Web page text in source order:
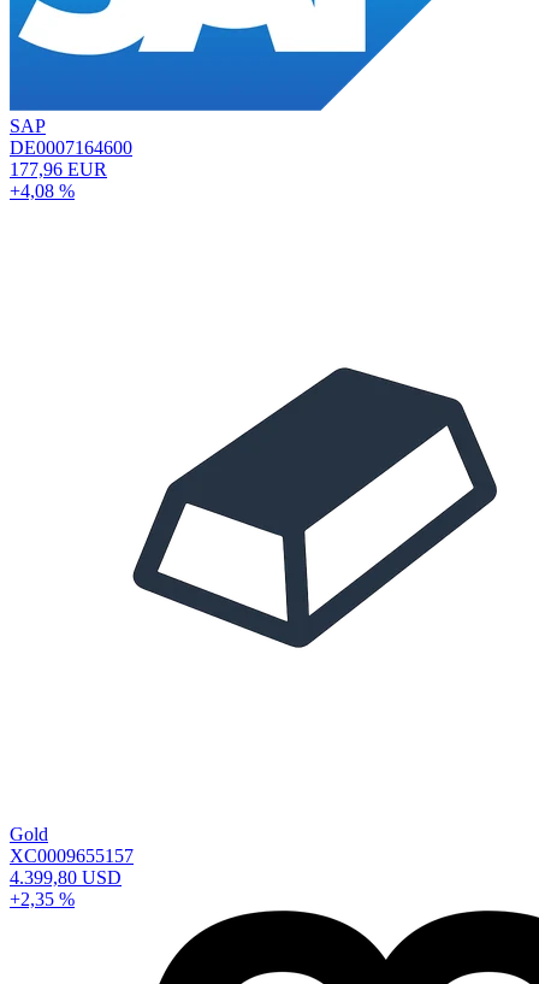
SAP
DE0007164600
177,96 EUR
+4,08 %
Gold
XC0009655157
4.399,80 USD
+2,35 %